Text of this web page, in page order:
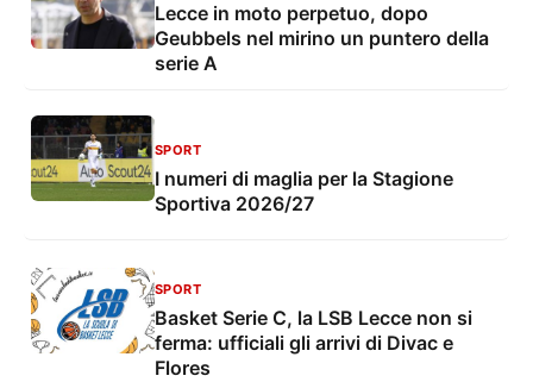
Lecce in moto perpetuo, dopo
Geubbels nel mirino un puntero della
serie A
SPORT
I numeri di maglia per la Stagione
Sportiva 2026/27
SPORT
Basket Serie C, la LSB Lecce non si
ferma: ufficiali gli arrivi di Divac e
Flores